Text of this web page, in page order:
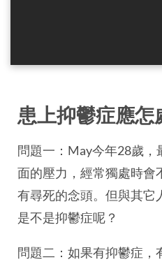
患上抑鬱症應怎
問題一：May今年28歲
面的壓力，經常獨處時會
有尋死的念頭。但與其它
是不是抑鬱症呢？
問題二：如果有抑鬱症，